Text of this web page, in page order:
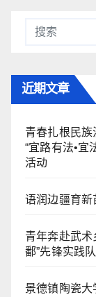
近期文章
青春扎根民
“宜路有法•宜
活动
语润边疆育新
青年奔赴武
鄱”先锋实践
景德镇陶瓷大